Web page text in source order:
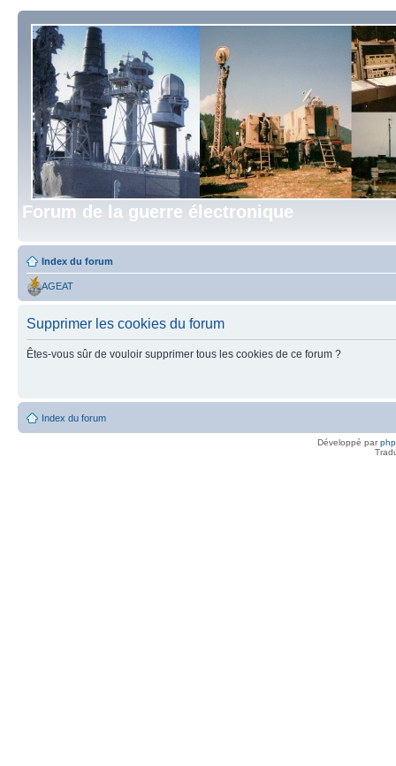
Forum de la guerre électronique
Index du forum
AGEAT
Supprimer les cookies du forum
Êtes-vous sûr de vouloir supprimer tous les cookies de ce forum ?
Index du forum
Développé par